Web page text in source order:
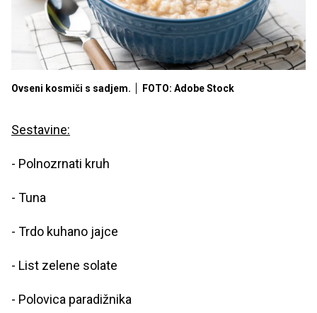
Ovseni kosmiči s sadjem. FOTO: Adobe Stock
Sestavine:
- Polnozrnati kruh
- Tuna
- Trdo kuhano jajce
- List zelene solate
- Polovica paradižnika